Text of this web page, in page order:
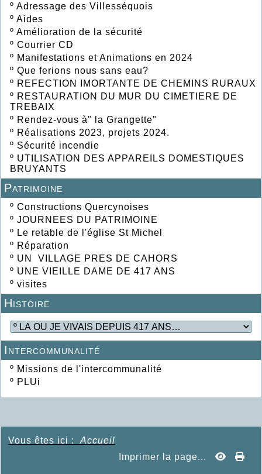
º Adressage des Villesséquois
º Aides
º Amélioration de la sécurité
º Courrier CD
º Manifestations et Animations en 2024
º Que ferions nous sans eau?
º REFECTION IMORTANTE DE CHEMINS RURAUX
º RESTAURATION DU MUR DU CIMETIERE DE
TREBAIX
º Rendez-vous à" la Grangette"
º Réalisations 2023, projets 2024.
º Sécurité incendie
º UTILISATION DES APPAREILS DOMESTIQUES
BRUYANTS
Patrimoine
º Constructions Quercynoises
º JOURNEES DU PATRIMOINE
º Le retable de l'église St Michel
º Réparation
º UN VILLAGE PRES DE CAHORS
º UNE VIEILLE DAME DE 417 ANS
º visites
Histoire
Intercommunalité
º Missions de l'intercommunalité
º PLUi
Vous êtes ici : Accueil
Imprimer la page...